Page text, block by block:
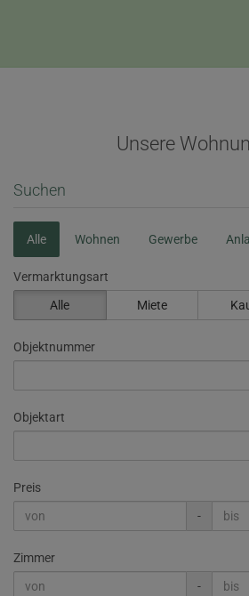
Unsere
Suchen
Alle Wohnen Gewerbe
Vermarktungsart
Alle
Miete
Objektnummer
Objektart
Preis
-
Zimmer
-